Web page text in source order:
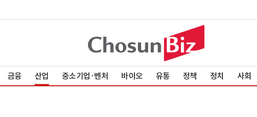
금융 산업 중소기업·벤처 바이오 유통 정책 정치 사회